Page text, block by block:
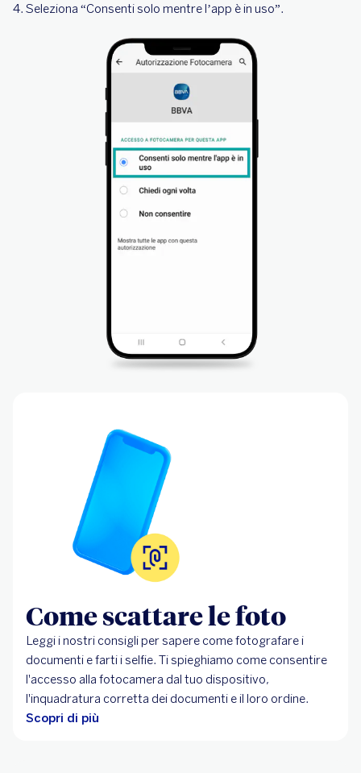
4. Seleziona “Consenti solo mentre l’app è in uso”.
Come scattare le foto
Leggi i nostri consigli per sapere come fotografare i
documenti e farti i selfie. Ti spieghiamo come consentire
l'accesso alla fotocamera dal tuo dispositivo,
l'inquadratura corretta dei documenti e il loro ordine.
Scopri di più